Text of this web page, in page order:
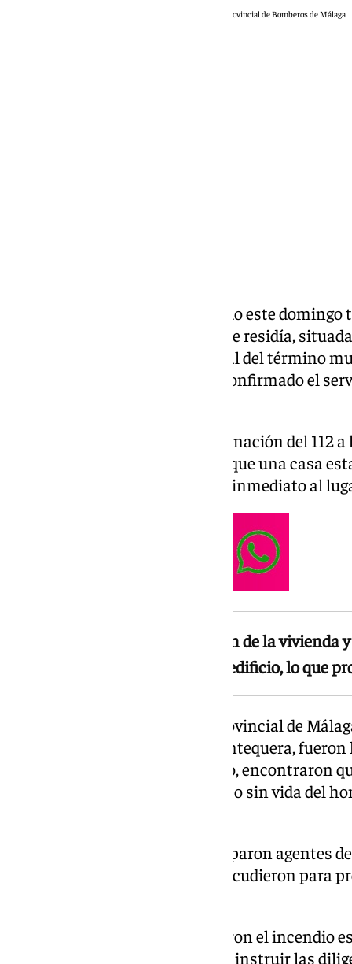
Consorcio Provincial de Bomberos de Málaga
Un vecino de 75 años ha fallecido este
vivienda de dos plantas en la que residía,
Portales, en un diseminado rural del término
provincia de Málaga. Así lo ha confirmado el
El aviso llegó al centro de coordinación del 112
vecinos de la zona alertaron de que una casa
emergencias se desplazaron de inmediato al
El fuego se originó en el almacén de la
afectar a toda la estructura del edificio, lo que
Los bomberos del Consorcio Provincial de
de los parques de Colmenar y Antequera,
interior del inmueble. Al hacerlo, encontraron
los escombros hallaron el cuerpo sin vida del
En el operativo también participaron agentes
Servicio Andaluz de Salud, que acudieron para
Las causas exactas que originaron el incendio
Guardia Civil es la encargada de instruir las